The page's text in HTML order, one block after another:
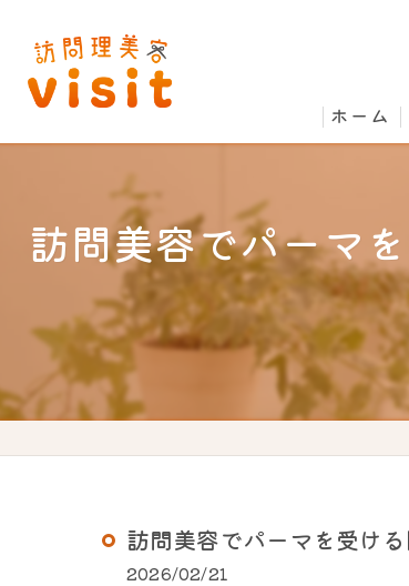
ホーム
訪問美容でパーマ
訪問美容でパーマを受け
2026/02/21